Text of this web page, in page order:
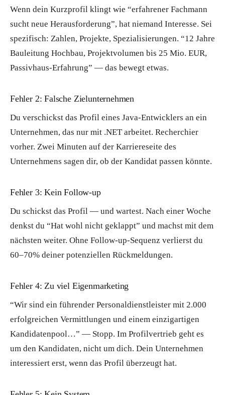
Wenn dein Kurzprofil klingt wie “erfahrener Fachmann
sucht neue Herausforderung”, hat niemand Interesse. Sei
spezifisch: Zahlen, Projekte, Spezialisierungen. “12 Jahre
Bauleitung Hochbau, Projektvolumen bis 25 Mio. EUR,
Passivhaus-Erfahrung” — das bewegt etwas.
Fehler 2: Falsche Zielunternehmen
Du verschickst das Profil eines Java-Entwicklers an ein
Unternehmen, das nur mit .NET arbeitet. Recherchier
vorher. Zwei Minuten auf der Karriereseite des
Unternehmens sagen dir, ob der Kandidat passen könnte.
Fehler 3: Kein Follow-up
Du schickst das Profil — und wartest. Nach einer Woche
denkst du “Hat wohl nicht geklappt” und machst mit dem
nächsten weiter. Ohne Follow-up-Sequenz verlierst du
60–70% deiner potenziellen Rückmeldungen.
Fehler 4: Zu viel Eigenmarketing
“Wir sind ein führender Personaldienstleister mit 2.000
erfolgreichen Vermittlungen und einem einzigartigen
Kandidatenpool…” — Stopp. Im Profilvertrieb geht es
um den Kandidaten, nicht um dich. Dein Unternehmen
interessiert erst, wenn das Profil überzeugt hat.